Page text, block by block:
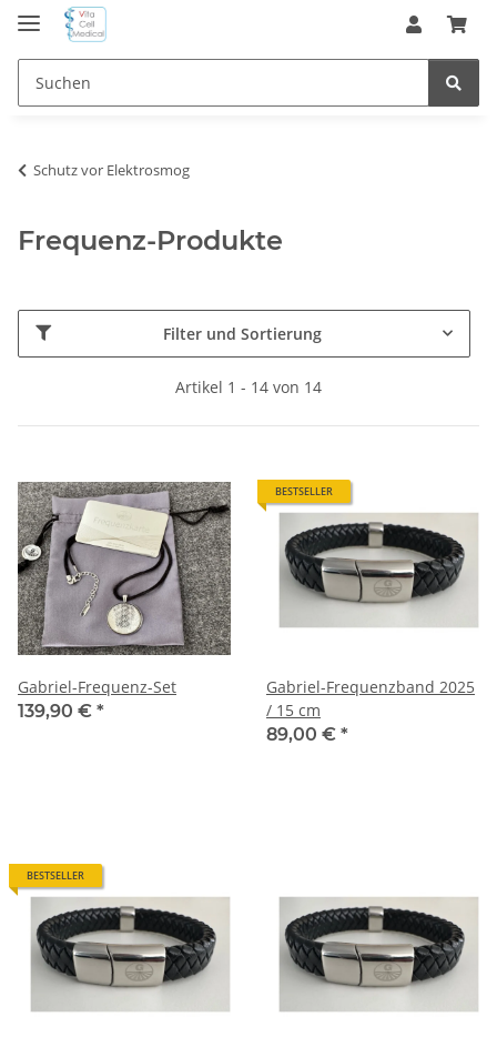
Schutz vor Elektrosmog
Frequenz-Produkte
Filter und Sortierung
Artikel 1 - 14 von 14
Gabriel-Frequenz-Set
139,90 € *
BESTSELLER
Gabriel-Frequenzband 2025
/ 15 cm
89,00 € *
BESTSELLER